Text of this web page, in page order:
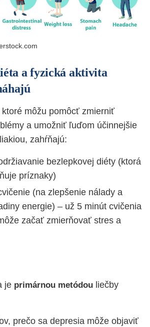
a fyzická aktivita
ktoré môžu pomôcť zmierniť
a umožniť ľuďom účinnejšie
zahŕňajú:
bezlepkovej diéty (ktorá
príznaky)
(na zlepšenie nálady a
energie) – už 5 minút cvičenia
začať zmierňovať stres a
je primárnou metódou liečby
prečo sa depresia môže objaviť